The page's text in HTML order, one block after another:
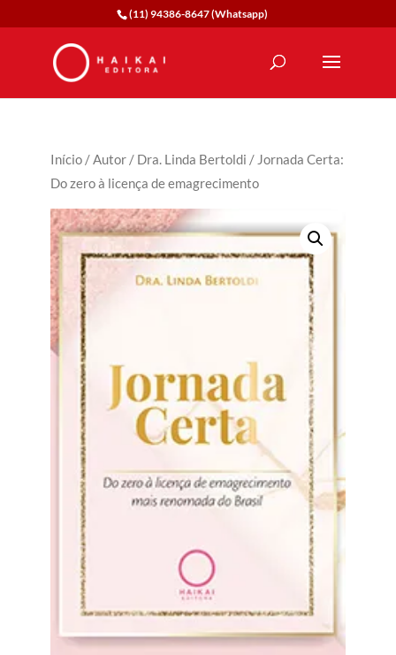
(11) 94386-8647 (Whatsapp)
Início/Autor/ Dra. Linda Bertoldi / Jornada Certa:
Do zero à licença de emagrecimento